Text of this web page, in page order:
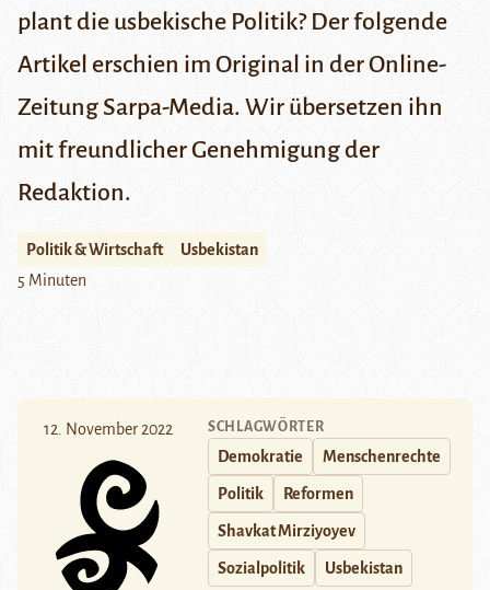
plant die usbekische Politik? Der folgende
Artikel erschien im Original in der Online-
Zeitung Sarpa-Media. Wir übersetzen ihn
mit freundlicher Genehmigung der
Redaktion.
Politik & Wirtschaft
Usbekistan
5 Minuten
12. November 2022 SCHLAGWÖRTER
Demokratie Menschenrechte
Politik Reformen
Shavkat Mirziyoyev
Sozialpolitik Usbekistan